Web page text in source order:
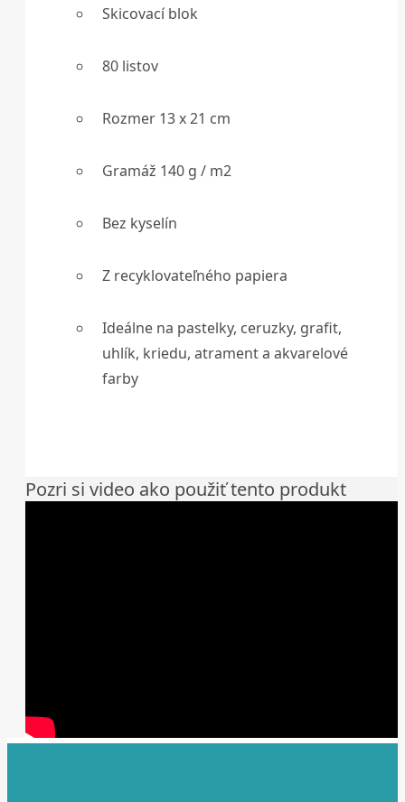
Skicovací blok
80 listov
Rozmer 13 x 21 cm
Gramáž 140 g / m2
Bez kyselín
Z recyklovateľného papiera
Ideálne na pastelky, ceruzky, grafit,
uhlík, kriedu, atrament a akvarelové
farby
Pozri si video ako použiť tento produkt